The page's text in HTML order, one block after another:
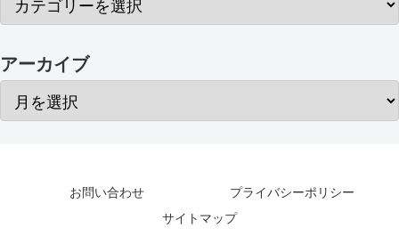
アーカイブ
お問い合わせ
プライバシーポリシー
サイトマップ